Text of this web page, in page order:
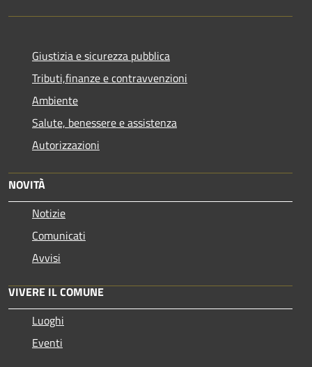
Giustizia e sicurezza pubblica
Tributi,finanze e contravvenzioni
Ambiente
Salute, benessere e assistenza
Autorizzazioni
NOVITÀ
Notizie
Comunicati
Avvisi
VIVERE IL COMUNE
Luoghi
Eventi